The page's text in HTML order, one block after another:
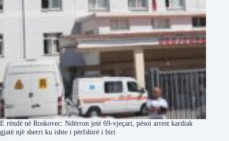
E rëndë në Roskovec: Ndërron jetë 69-vjeçari, pësoi arrest kardiak
gjatë një sherri ku ishte i përfshirë i biri